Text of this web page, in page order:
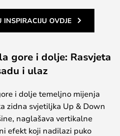
OVDJE
gore i dolje: Rasvjeta
i ulaz
i dolje temeljno mijenja
zidna svjetiljka Up & Down
naglašava vertikalne
efekt koji nadilazi puko